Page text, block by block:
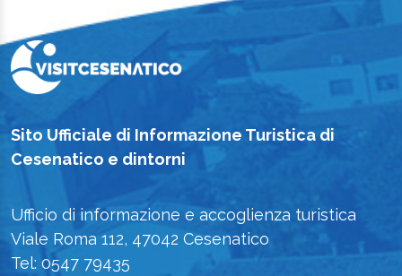
Sito Ufficiale di Informazione Turistica di
Cesenatico e dintorni
Ufficio di informazione e accoglienza turistica
Viale Roma 112, 47042 Cesenatico
Tel: 0547 79435